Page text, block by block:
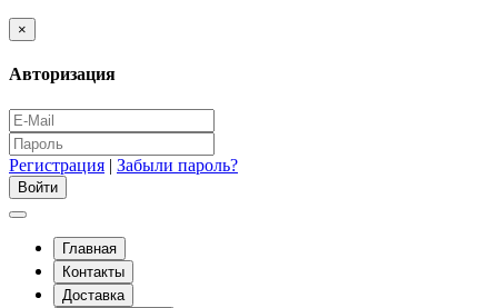
×
Авторизация
Регистрация | Забыли пароль?
Главная
Контакты
Доставка